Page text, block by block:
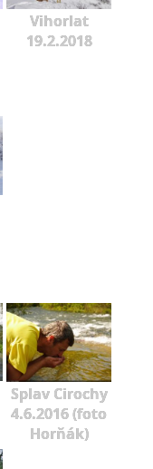
Vihorlat
19.2.2018
Splav Cirochy
4.6.2016 (foto
Horňák)